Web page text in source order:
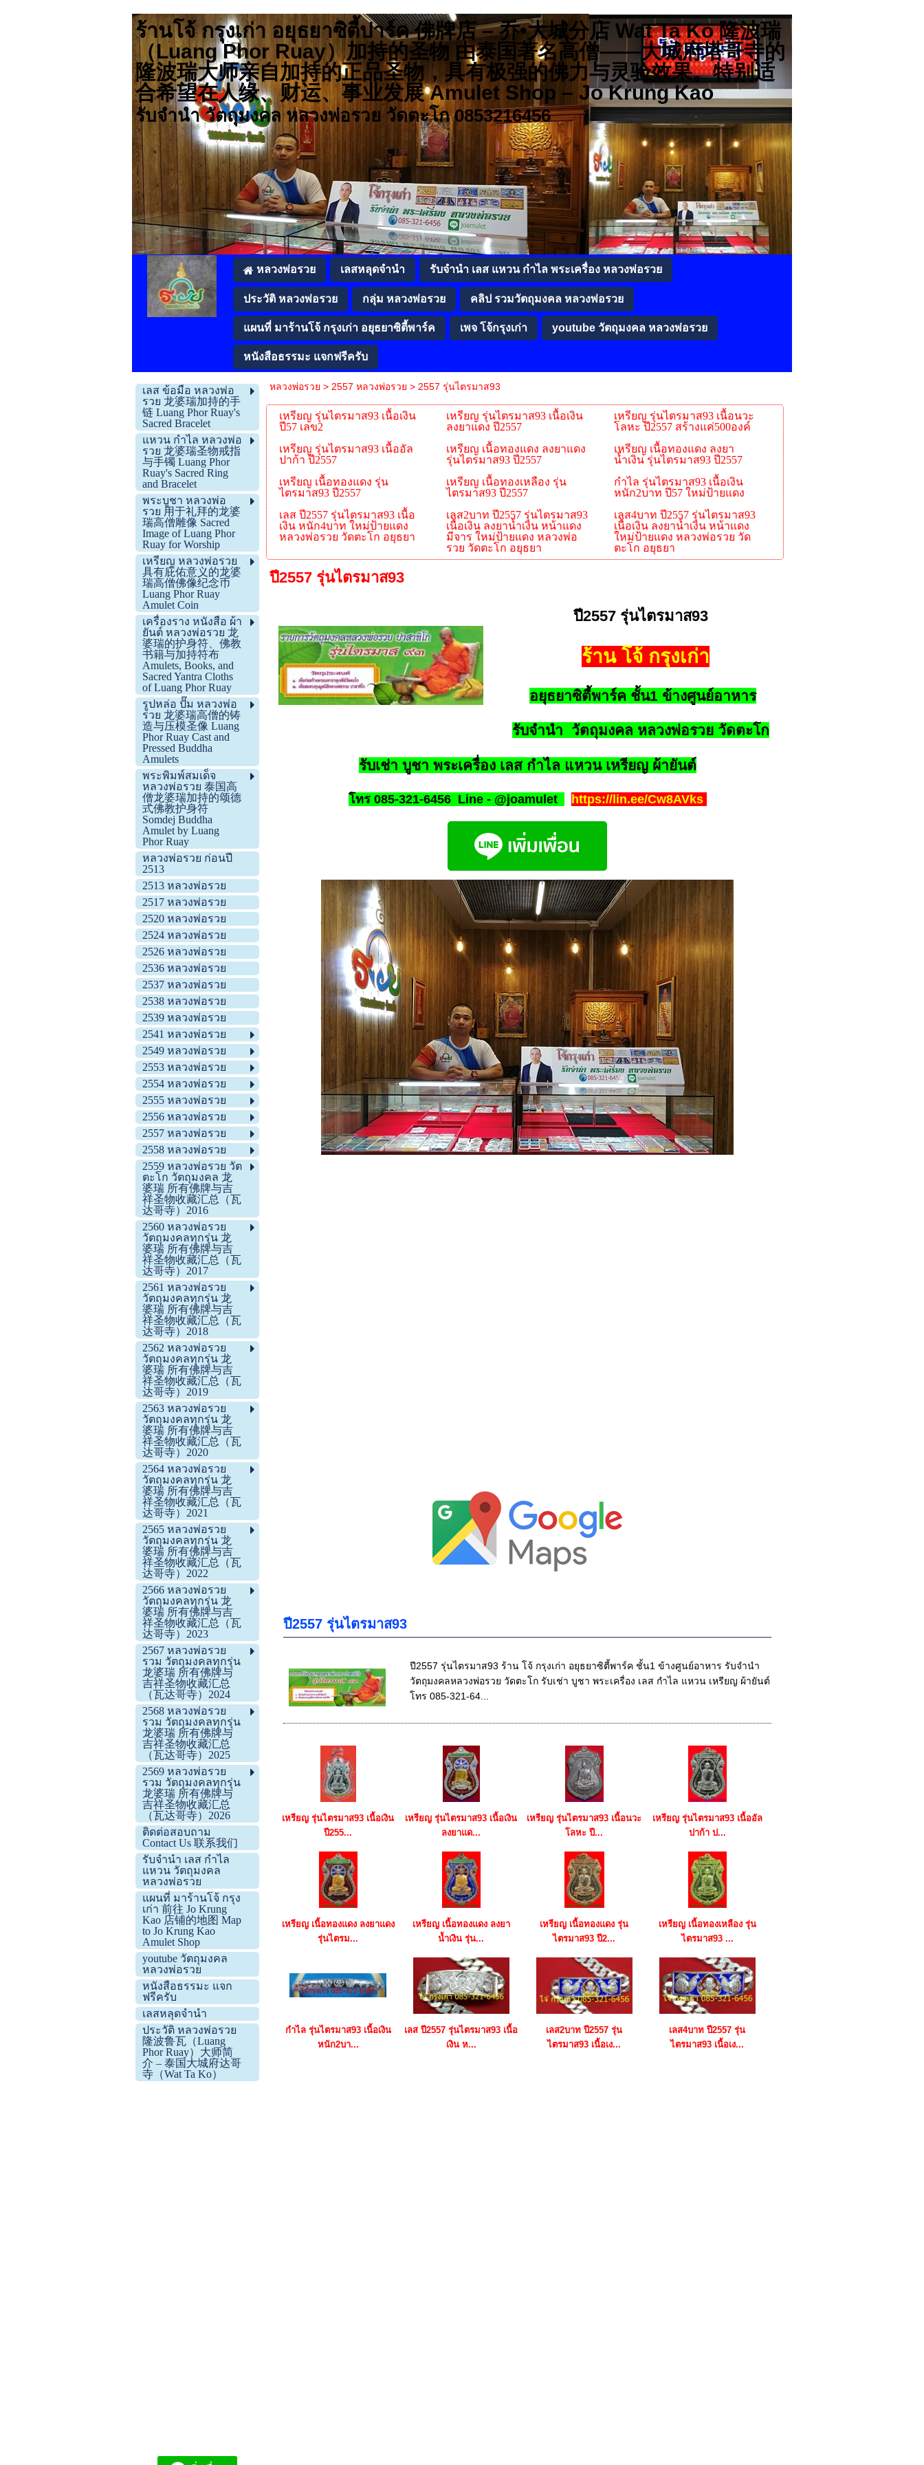
ร้านโจ้ กรุงเก่า อยุธยาซิตี้ปาร์ค 佛牌店 – 乔•大城分店 Wat Ta Ko 隆波瑞
（Luang Phor Ruay）加持的圣物 由泰国著名高僧——大城府塔哥寺的
隆波瑞大师亲自加持的正品圣物，具有极强的佛力与灵验效果。特别适
合希望在人缘、财运、事业发展 Amulet Shop – Jo Krung Kao
รับจำนำ วัตถุมงคล หลวงพ่อรวย วัดตะโก 0853216456
หลวงพ่อรวย เลสหลุดจำนำ รับจำนำ เลส แหวน กำไล พระเครื่อง หลวงพ่อรวย
ประวัติ หลวงพ่อรวย กลุ่ม หลวงพ่อรวย คลิป รวมวัตถุมงคล หลวงพ่อรวย
แผนที่ มาร้านโจ้ กรุงเก่า อยุธยาซิตี้พาร์ค เพจ โจ้กรุงเก่า youtube วัตถุมงคล หลวงพ่อรวย
หนังสือธรรมะ แจกฟรีครับ
เลส ข้อมือ หลวงพ่อ
รวย 龙婆瑞加持的手
链 Luang Phor Ruay's
Sacred Bracelet
แหวน กำไล หลวงพ่อ
รวย 龙婆瑞圣物戒指
与手镯 Luang Phor
Ruay's Sacred Ring
and Bracelet
พระบูชา หลวงพ่อ
รวย 用于礼拜的龙婆
瑞高僧雕像 Sacred
Image of Luang Phor
Ruay for Worship
เหรียญ หลวงพ่อรวย
具有庇佑意义的龙婆
瑞高僧佛像纪念币
Luang Phor Ruay
Amulet Coin
เครื่องราง หนังสือ ผ้า
ยันต์ หลวงพ่อรวย 龙
婆瑞的护身符、佛教
书籍与加持符布
Amulets, Books, and
Sacred Yantra Cloths
of Luang Phor Ruay
รูปหล่อ ปั๊ม หลวงพ่อ
รวย 龙婆瑞高僧的铸
造与压模圣像 Luang
Phor Ruay Cast and
Pressed Buddha
Amulets
พระพิมพ์สมเด็จ
หลวงพ่อรวย 泰国高
僧龙婆瑞加持的颂德
式佛教护身符
Somdej Buddha
Amulet by Luang
Phor Ruay
หลวงพ่อรวย ก่อนปี
2513
2513 หลวงพ่อรวย
2517 หลวงพ่อรวย
2520 หลวงพ่อรวย
2524 หลวงพ่อรวย
2526 หลวงพ่อรวย
2536 หลวงพ่อรวย
2537 หลวงพ่อรวย
2538 หลวงพ่อรวย
2539 หลวงพ่อรวย
2541 หลวงพ่อรวย
2549 หลวงพ่อรวย
2553 หลวงพ่อรวย
2554 หลวงพ่อรวย
2555 หลวงพ่อรวย
2556 หลวงพ่อรวย
2557 หลวงพ่อรวย
2558 หลวงพ่อรวย
2559 หลวงพ่อรวย วัต
ตะโก วัตถุมงคล 龙
婆瑞 所有佛牌与吉
祥圣物收藏汇总（瓦
达哥寺）2016
2560 หลวงพ่อรวย
วัตถุมงคลทุกรุ่น 龙
婆瑞 所有佛牌与吉
祥圣物收藏汇总（瓦
达哥寺）2017
2561 หลวงพ่อรวย
วัตถุมงคลทุกรุ่น 龙
婆瑞 所有佛牌与吉
祥圣物收藏汇总（瓦
达哥寺）2018
2562 หลวงพ่อรวย
วัตถุมงคลทุกรุ่น 龙
婆瑞 所有佛牌与吉
祥圣物收藏汇总（瓦
达哥寺）2019
2563 หลวงพ่อรวย
วัตถุมงคลทุกรุ่น 龙
婆瑞 所有佛牌与吉
祥圣物收藏汇总（瓦
达哥寺）2020
2564 หลวงพ่อรวย
วัตถุมงคลทุกรุ่น 龙
婆瑞 所有佛牌与吉
祥圣物收藏汇总（瓦
达哥寺）2021
2565 หลวงพ่อรวย
วัตถุมงคลทุกรุ่น 龙
婆瑞 所有佛牌与吉
祥圣物收藏汇总（瓦
达哥寺）2022
2566 หลวงพ่อรวย
วัตถุมงคลทุกรุ่น 龙
婆瑞 所有佛牌与吉
祥圣物收藏汇总（瓦
达哥寺）2023
2567 หลวงพ่อรวย
รวม วัตถุมงคลทุกรุ่น
龙婆瑞 所有佛牌与
吉祥圣物收藏汇总
（瓦达哥寺）2024
2568 หลวงพ่อรวย
รวม วัตถุมงคลทุกรุ่น
龙婆瑞 所有佛牌与
吉祥圣物收藏汇总
（瓦达哥寺）2025
2569 หลวงพ่อรวย
รวม วัตถุมงคลทุกรุ่น
龙婆瑞 所有佛牌与
吉祥圣物收藏汇总
（瓦达哥寺）2026
ติดต่อสอบถาม
Contact Us 联系我们
รับจำนำ เลส กำไล
แหวน วัตถุมงคล
หลวงพ่อรวย
แผนที่ มาร้านโจ้ กรุง
เก่า 前往 Jo Krung
Kao 店铺的地图 Map
to Jo Krung Kao
Amulet Shop
youtube วัตถุมงคล
หลวงพ่อรวย
หนังสือธรรมะ แจก
ฟรีครับ
เลสหลุดจำนำ
ประวัติ หลวงพ่อรวย
隆波鲁瓦（Luang
Phor Ruay）大师简
介 – 泰国大城府达哥
寺（Wat Ta Ko）
หลวงพ่อรวย > 2557 หลวงพ่อรวย > 2557 รุ่นไตรมาส93
เหรียญ รุ่นไตรมาส93 เนื้อเงิน
ปี57 เลข2
เหรียญ รุ่นไตรมาส93 เนื้อเงิน
ลงยาแดง ปี2557
เหรียญ รุ่นไตรมาส93 เนื้อนวะ
โลหะ ปี2557 สร้างแค่500องค์
เหรียญ รุ่นไตรมาส93 เนื้ออัล
ปาก้า ปี2557
เหรียญ เนื้อทองแดง ลงยาแดง
รุ่นไตรมาส93 ปี2557
เหรียญ เนื้อทองแดง ลงยา
น้ำเงิน รุ่นไตรมาส93 ปี2557
เหรียญ เนื้อทองแดง รุ่น
ไตรมาส93 ปี2557
เหรียญ เนื้อทองเหลือง รุ่น
ไตรมาส93 ปี2557
กำไล รุ่นไตรมาส93 เนื้อเงิน
หนัก2บาท ปี57 ใหม่ป้ายแดง
เลส ปี2557 รุ่นไตรมาส93 เนื้อ
เงิน หนัก4บาท ใหม่ป้ายแดง
หลวงพ่อรวย วัดตะโก อยุธยา
เลส2บาท ปี2557 รุ่นไตรมาส93
เนื้อเงิน ลงยาน้ำเงิน หน้าแดง
มีจาร ใหม่ป้ายแดง หลวงพ่อ
รวย วัดตะโก อยุธยา
เลส4บาท ปี2557 รุ่นไตรมาส93
เนื้อเงิน ลงยาน้ำเงิน หน้าแดง
ใหม่ป้ายแดง หลวงพ่อรวย วัด
ตะโก อยุธยา
ปี2557 รุ่นไตรมาส93
ปี2557 รุ่นไตรมาส93
ร้าน โจ้ กรุงเก่า
อยุธยาซิตี้พาร์ค ชั้น1 ข้างศูนย์อาหาร
รับจำนำ วัตถุมงคล หลวงพ่อรวย วัดตะโก
รับเช่า บูชา พระเครื่อง เลส กำไล แหวน เหรียญ ผ้ายันต์
โทร 085-321-6456 Line - @joamulet https://lin.ee/Cw8AVks
ปี2557 รุ่นไตรมาส93
ปี2557 รุ่นไตรมาส93 ร้าน โจ้ กรุงเก่า อยุธยาซิตี้พาร์ค ชั้น1 ข้างศูนย์อาหาร รับจำนำ
วัตถุมงคลหลวงพ่อรวย วัดตะโก รับเช่า บูชา พระเครื่อง เลส กำไล แหวน เหรียญ ผ้ายันต์
โทร 085-321-64...
เหรียญ รุ่นไตรมาส93 เนื้อเงิน
ปี255...
เหรียญ รุ่นไตรมาส93 เนื้อเงิน
ลงยาแด...
เหรียญ รุ่นไตรมาส93 เนื้อนวะ
โลหะ ปี...
เหรียญ รุ่นไตรมาส93 เนื้ออัล
ปาก้า ป...
เหรียญ เนื้อทองแดง ลงยาแดง
รุ่นไตรม...
เหรียญ เนื้อทองแดง ลงยา
น้ำเงิน รุ่น...
เหรียญ เนื้อทองแดง รุ่น
ไตรมาส93 ปี2...
เหรียญ เนื้อทองเหลือง รุ่น
ไตรมาส93 ...
กำไล รุ่นไตรมาส93 เนื้อเงิน
หนัก2บา...
เลส ปี2557 รุ่นไตรมาส93 เนื้อ
เงิน ห...
เลส2บาท ปี2557 รุ่น
ไตรมาส93 เนื้อเง...
เลส4บาท ปี2557 รุ่น
ไตรมาส93 เนื้อเง...